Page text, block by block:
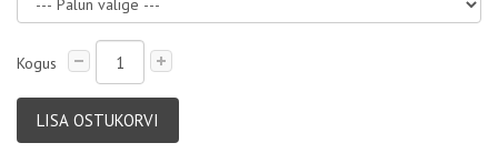
Kogus
LISA OSTUKORVI